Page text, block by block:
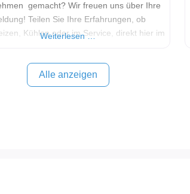
gemacht? Wir freuen uns über Ihre
Teilen Sie Ihre Erfahrungen, ob
Kühlen oder im Service, direkt hier im
Sie eine kritische Meinung äußern, so
diese bitte mit konkreten Details an und
Weiterlesen …
Alle anzeigen